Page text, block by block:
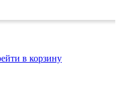
в корзину